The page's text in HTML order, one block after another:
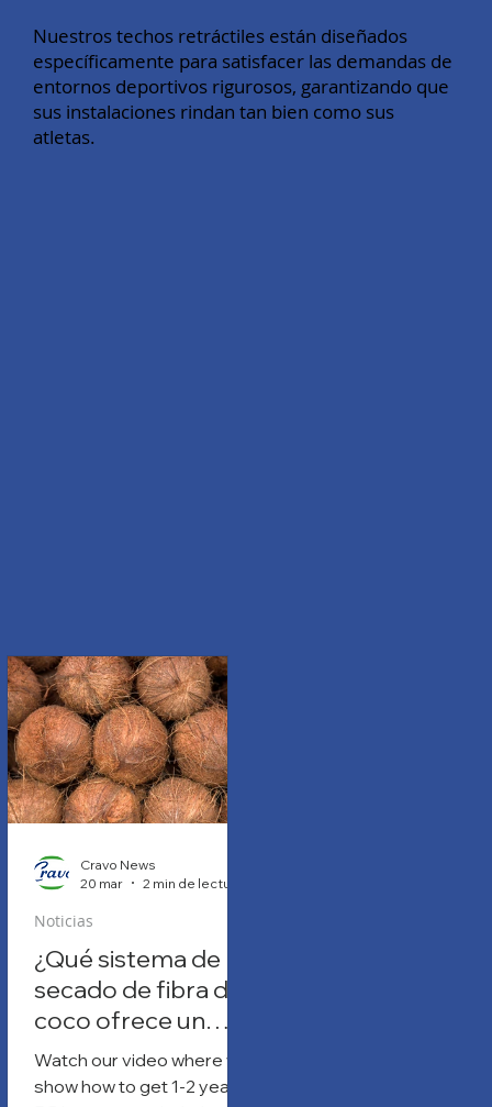
Nuestros techos retráctiles están diseñados
específicamente para satisfacer las demandas de
entornos deportivos rigurosos, garantizando que
sus instalaciones rindan tan bien como sus
atletas.
¿Qué sistema de
secado de fibra de
coco ofrece un
mejor retorno de la
inversión?
Watch our video where we
show how to get 1-2 years
Noticias
Cravo News
20 mar
2 min de lectura